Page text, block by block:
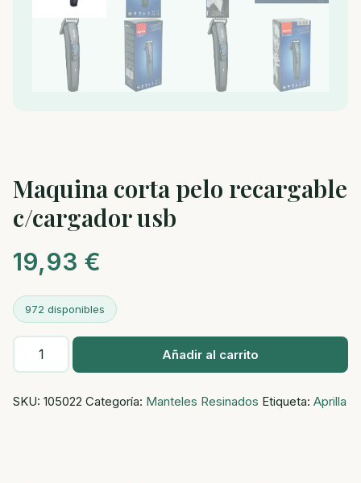
Maquina corta pelo recargable
c/cargador usb
19,93 €
972 disponibles
Maquina
recargable
Añadir al carrito
SKU: 105022 Categoría: Manteles Resinados Etiqueta: Aprilla